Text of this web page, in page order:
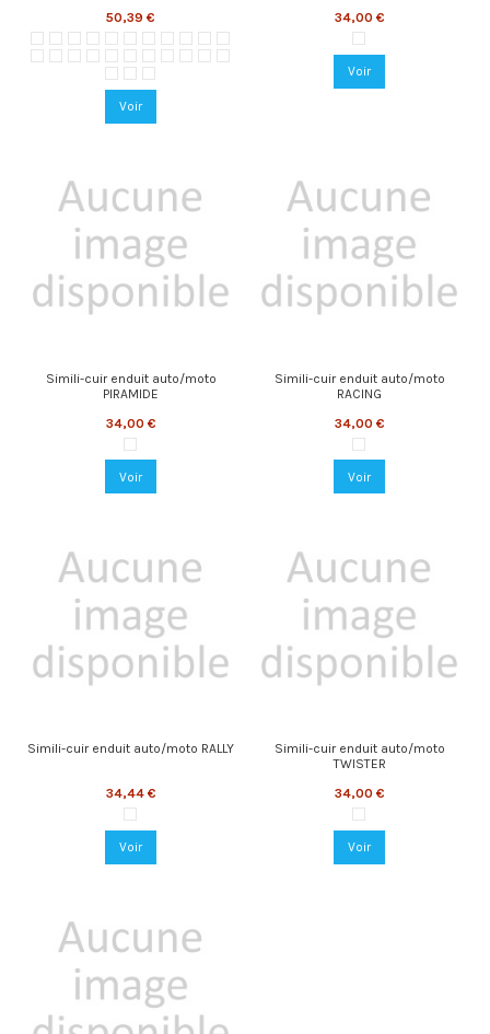
50,39 €
VOG-0012 Apricot
VOG-0011 Nugget
VOG-0006 Curry
VOG-0010 Mustard
VOG-0021 Lime
VOG-0023 Soda
VOG-0024 Glace
VOG-0025 Water
VOG-0019 Space
VOG-0018 Sky
VOG-0020 Denim
VOG-0031 Onyx
VOG-0030 Nickel
VOG-0029 Earth
VOG-0027 Steel
VOG-0026 Platinum
VOG-0002 Cloud
VOG-0003 Vanilla
VOG-0004 Eucalyptus
VOG-0005 Latte
VOG-0009 Mushroom
VOG-0001 Stone
VOG-0007 Cocoa
VOG-0014 Fuchsia
VOG-0013 Garnet
Voir
34,00 €
TWL-9002 Black
Voir
Simili-cuir enduit auto/moto
PIRAMIDE
34,00 €
251-9002 Black
Voir
Simili-cuir enduit auto/moto
RACING
34,00 €
RAC-9002 Black
Voir
Simili-cuir enduit auto/moto RALLY
34,44 €
RAL-9020 Black
Voir
Simili-cuir enduit auto/moto
TWISTER
34,00 €
TWT-9002 Black
Voir